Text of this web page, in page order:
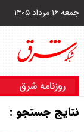
جمعه ۱۶ مرداد ۱۴۰۵
روزنامه شرق
نتایج جستجو :